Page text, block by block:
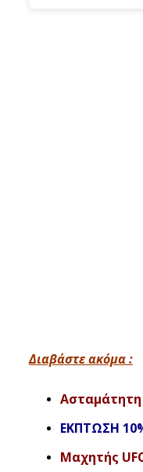
Διαβάστε ακόμα :
Ασταμάτητη
ΕΚΠΤΩΣΗ
Μαχητής